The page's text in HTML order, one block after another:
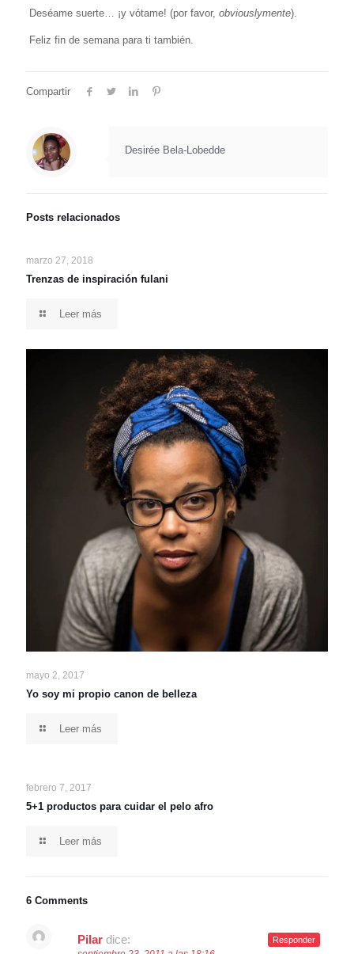
Deséame suerte… ¡y vótame! (por favor, obviouslymente).
Feliz fin de semana para ti también.
Compartir
Desirée Bela-Lobedde
Posts relacionados
marzo 27, 2018
Trenzas de inspiración fulani
Leer más
mayo 2, 2017
Yo soy mi propio canon de belleza
Leer más
febrero 7, 2017
5+1 productos para cuidar el pelo afro
Leer más
6 Comments
Pilar dice: Responder